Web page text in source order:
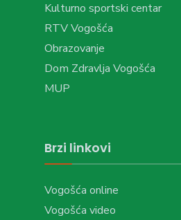
Kulturno sportski centar
RTV Vogošća
Obrazovanje
Dom Zdravlja Vogošća
MUP
Brzi linkovi
Vogošća online
Vogošća video